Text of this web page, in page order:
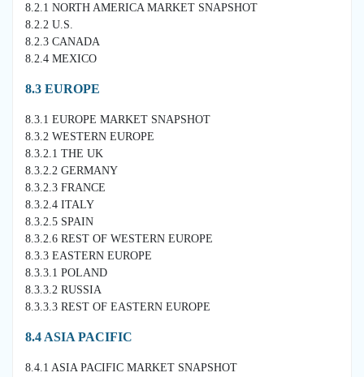
8.2.1 NORTH AMERICA MARKET SNAPSHOT
8.2.2 U.S.
8.2.3 CANADA
8.2.4 MEXICO
8.3 EUROPE
8.3.1 EUROPE MARKET SNAPSHOT
8.3.2 WESTERN EUROPE
8.3.2.1 THE UK
8.3.2.2 GERMANY
8.3.2.3 FRANCE
8.3.2.4 ITALY
8.3.2.5 SPAIN
8.3.2.6 REST OF WESTERN EUROPE
8.3.3 EASTERN EUROPE
8.3.3.1 POLAND
8.3.3.2 RUSSIA
8.3.3.3 REST OF EASTERN EUROPE
8.4 ASIA PACIFIC
8.4.1 ASIA PACIFIC MARKET SNAPSHOT